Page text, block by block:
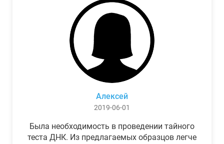
Алексей
2019-06-01
Была необходимость в проведении тайного
теста ДНК. Из предлагаемых образцов легче